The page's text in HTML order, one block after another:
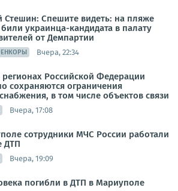
Стешин: Спешите видеть: на пляже
били украинца-кандидата в палату
от Демпартии
Вчера, 22:34
Российской Федерации
сохраняются ограничения
в том числе объектов связи
Вчера, 17:08
сотрудники МЧС России работали
ДТП
Вчера, 19:09
погибли в ДТП в Мариуполе